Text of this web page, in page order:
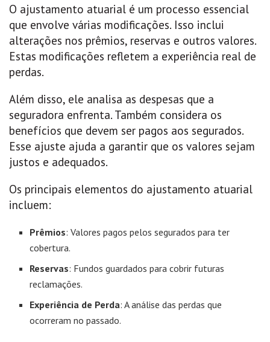
O ajustamento atuarial é um processo essencial
que envolve várias modificações. Isso inclui
alterações nos prêmios, reservas e outros valores.
Estas modificações refletem a experiência real de
perdas.
Além disso, ele analisa as despesas que a
seguradora enfrenta. Também considera os
benefícios que devem ser pagos aos segurados.
Esse ajuste ajuda a garantir que os valores sejam
justos e adequados.
Os principais elementos do ajustamento atuarial
incluem:
Prêmios: Valores pagos pelos segurados para ter
cobertura.
Reservas: Fundos guardados para cobrir futuras
reclamações.
Experiência de Perda: A análise das perdas que
ocorreram no passado.